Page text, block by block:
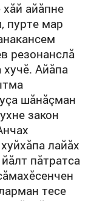
айăпне
пурте мар
резонанслă
хучӗ. Айăпа
шăнăçман
закон
лайăх
пăтратса
тесе